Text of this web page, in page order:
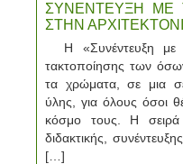
ΣΥΝΕΝΤΕΥΞΗ ΜΕ
ΣΤΗΝ
Η «Συνέντευξη με
τακτοποίησης των
τα χρώματα, σε μια
ύλης, για όλους όσοι
κόσμο τους. Η σειρά
διδακτικής,
[…]